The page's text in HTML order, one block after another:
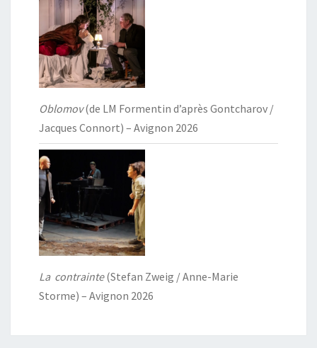
Oblomov(de LM Formentin d’après Gontcharov /
Jacques Connort) – Avignon 2026
La contrainte(Stefan Zweig / Anne-Marie
Storme) – Avignon 2026